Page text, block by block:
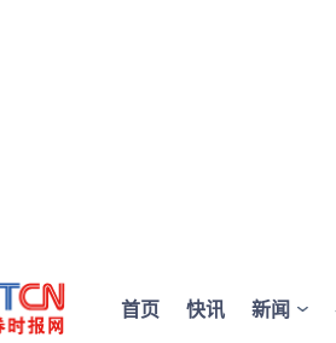
首页 快讯 新闻